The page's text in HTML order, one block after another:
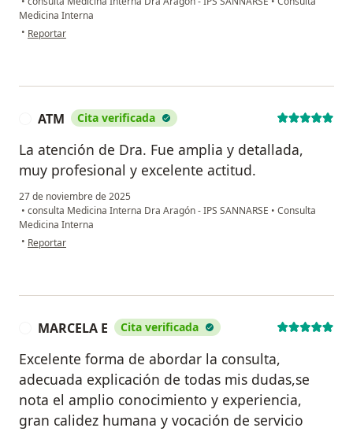
Medicina Interna
• en opinión del usuario Cristian Cow
Reportar
ATM Cita verificada
La atención de Dra. Fue amplia y detallada,
muy profesional y excelente actitud.
27 de noviembre de 2025
• consulta Medicina Interna Dra Aragón - IPS SANNARSE • Consulta
Medicina Interna
• en opinión del usuario ATM
Reportar
MARCELA E Cita verificada
Excelente forma de abordar la consulta,
adecuada explicación de todas mis dudas,se
nota el amplio conocimiento y experiencia,
gran calidez humana y vocación de servicio